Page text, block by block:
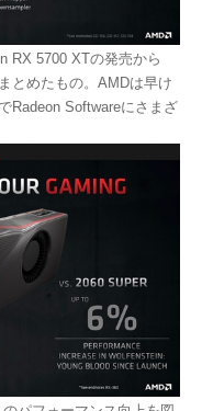
RX 5700 XTの発売から
とめたもの。AMDは早け
Radeon Softwareにさまざ